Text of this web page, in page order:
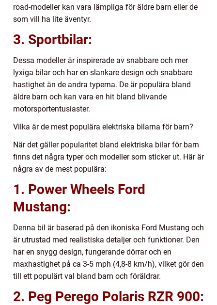
road-modeller kan vara lämpliga för äldre barn eller de
som vill ha lite äventyr.
3. Sportbilar:
Dessa modeller är inspirerade av snabbare och mer
lyxiga bilar och har en slankare design och snabbare
hastighet än de andra typerna. De är populära bland
äldre barn och kan vara en hit bland blivande
motorsportentusiaster.
Vilka är de mest populära elektriska bilarna för barn?
När det gäller popularitet bland elektriska bilar för barn
finns det några typer och modeller som sticker ut. Här är
några av de mest populära:
1. Power Wheels Ford
Mustang:
Denna bil är baserad på den ikoniska Ford Mustang och
är utrustad med realistiska detaljer och funktioner. Den
har en snygg design, fungerande dörrar och en
maxhastighet på ca 3-5 mph (4,8-8 km/h), vilket gör den
till ett populärt val bland barn och föräldrar.
2. Peg Perego Polaris RZR 900: